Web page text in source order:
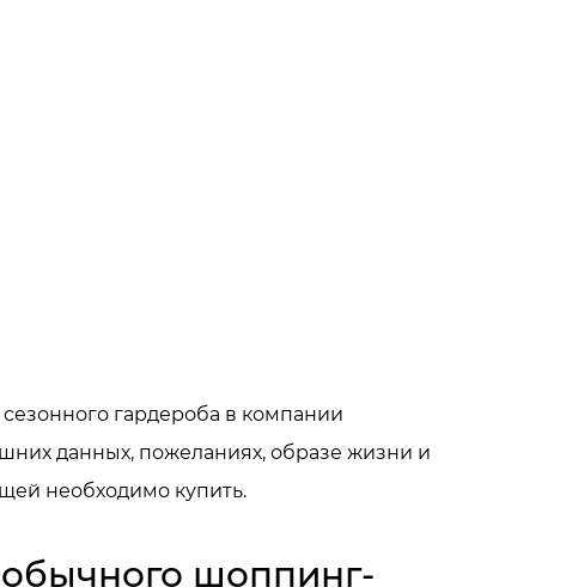
гардероба в компании
данных, пожеланиях, образе жизни и
необходимо купить.
обычного шоппинг-